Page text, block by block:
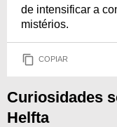
de intensificar a
mistérios.
COPIAR
Curiosidades
Helfta